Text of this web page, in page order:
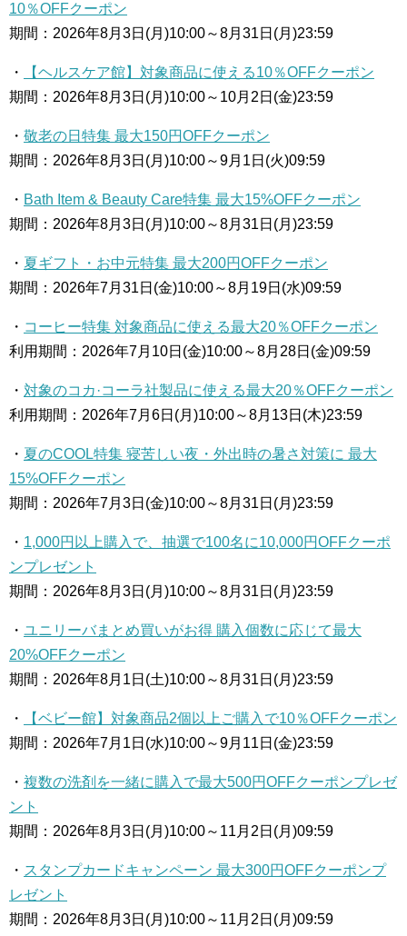
10％OFFクーポン
期間：2026年8月3日(月)10:00～8月31日(月)23:59
・
【ヘルスケア館】対象商品に使える10％OFFクーポン
期間：2026年8月3日(月)10:00～10月2日(金)23:59
・ 敬老の日特集 最大150円OFFクーポン
期間：2026年8月3日(月)10:00～9月1日(火)09:59
・ Bath Item & Beauty Care特集 最大15%OFFクーポン
期間：2026年8月3日(月)10:00～8月31日(月)23:59
・ 夏ギフト・お中元特集 最大200円OFFクーポン
期間：2026年7月31日(金)10:00～8月19日(水)09:59
・ コーヒー特集 対象商品に使える最大20％OFFクーポン
利用期間：2026年7月10日(金)10:00～8月28日(金)09:59
・ 対象のコカ·コーラ社製品に使える最大20％OFFクーポン
利用期間：2026年7月6日(月)10:00～8月13日(木)23:59
・ 夏のCOOL特集 寝苦しい夜・外出時の暑さ対策に 最大
15%OFFクーポン
期間：2026年7月3日(金)10:00～8月31日(月)23:59
・ 1,000円以上購入で、抽選で100名に10,000円OFFクーポ
ンプレゼント
期間：2026年8月3日(月)10:00～8月31日(月)23:59
・ ユニリーバまとめ買いがお得 購入個数に応じて最大
20%OFFクーポン
期間：2026年8月1日(土)10:00～8月31日(月)23:59
・
【ベビー館】対象商品2個以上ご購入で10％OFFクーポン
期間：2026年7月1日(水)10:00～9月11日(金)23:59
・ 複数の洗剤を一緒に購入で最大500円OFFクーポンプレゼ
ント
期間：2026年8月3日(月)10:00～11月2日(月)09:59
・ スタンプカードキャンペーン 最大300円OFFクーポンプ
レゼント
期間：2026年8月3日(月)10:00～11月2日(月)09:59